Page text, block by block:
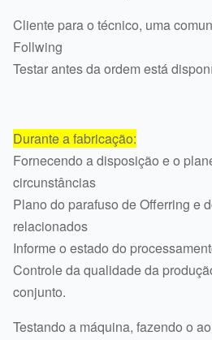
Cliente para o técnico, uma
Follwing
Testar antes da ordem está
Durante a fabricação:
Fornecendo a disposição e o
circunstâncias
Plano do parafuso de Offerring e
relacionados
Informe o estado do
Controle da qualidade da
conjunto.
Testando a máquina, fazendo o